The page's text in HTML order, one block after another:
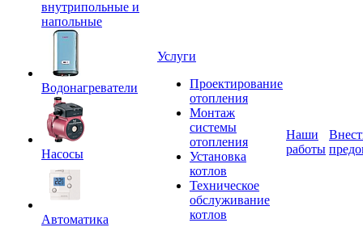
внутрипольные и
напольные
Водонагреватели
Насосы
Автоматика
Услуги
Проектирование
отопления
Монтаж
системы
отопления
Установка
котлов
Техническое
обслуживание
котлов
Наши
работы